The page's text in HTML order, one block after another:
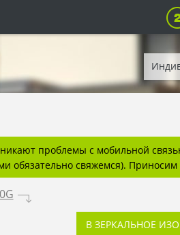
проблемы с мобильной
обязательно свяжемся).
.
В ЗЕРКАЛЬНОЕ